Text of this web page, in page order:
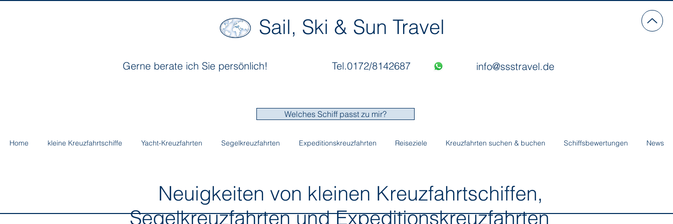
Sail, Ski & Sun Travel
Gerne berate ich Sie persönlich! Tel.0172/8142687 info@ssstravel.de
Welches Schiff passt zu mir?
Home kleine Kreuzfahrtschiffe Yacht-Kreuzfahrten Segelkreuzfahrten Expeditionskreuzfahrten Reiseziele Kreuzfahrten suchen & buchen Schiffsbewertungen News
Neuigkeiten von kleinen Kreuzfahrtschiffen,
Segelkreuzfahrten und Expeditionskreuzfahrten